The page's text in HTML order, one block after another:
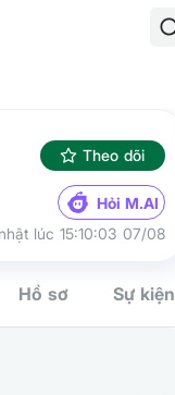
Theo dõi
Hỏi M.AI
lúc 15:10:03 07/08
Hồ sơ Sự kiện